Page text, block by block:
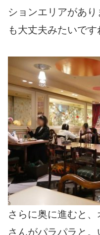
ションエリアがあ
も大丈夫みたいです
さらに奥に進むと
さんがパラパラと